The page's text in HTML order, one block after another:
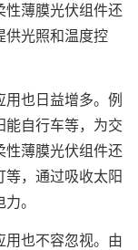
性薄膜光伏组件还
供光照和温度控
也日益增多。例
能自行车等，为交
性薄膜光伏组件还
等，通过吸收太阳
。
用也不容忽视。由